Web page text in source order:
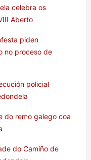
celebra os
Aberto
piden
no proceso de
policial
do remo galego coa
do Camiño de